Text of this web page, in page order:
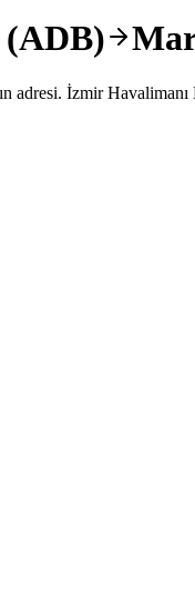
adresi. İzmir